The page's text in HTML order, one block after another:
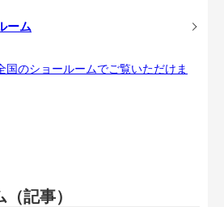
ーム
国のショールームでご覧いただけま
記事）